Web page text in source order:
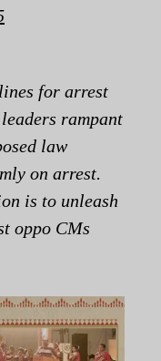
for arrest
rampant
law
on arrest.
is to unleash
oppo CMs